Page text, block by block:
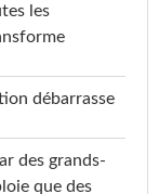
les
débarrasse
des grands-
que des